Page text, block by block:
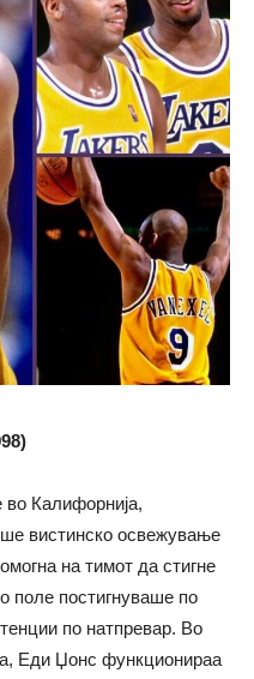
Калифорнија,
вистинско освежување
на тимот да стигне
поле постигнуваше по
по натпревар. Во
Еди Џонс функционираа